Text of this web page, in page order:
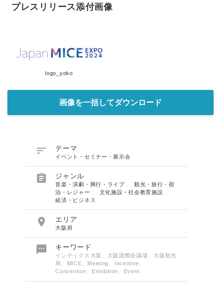
プレスリリース添付画像
logo_yoko
画像を一括してダウンロード
 テーマ
イベント・セミナー・展示会
 ジャンル
音楽・演劇・興行・ライブ
観光・旅行・宿
泊・レジャー
文化施設・社会教育施設
経済・ビジネス
 エリア
大阪府
 キーワード
インテックス大阪、大阪国際会議場、大阪観光
局、MICE、Meeting、Incentive、
Convention、Exhibition、Event